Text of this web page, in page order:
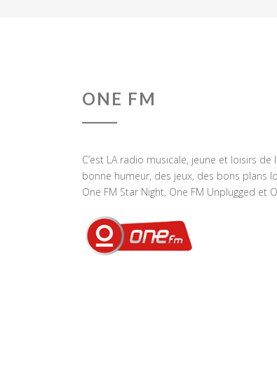
ONE FM
C’est LA radio musicale, jeune et loisirs
bonne humeur, des jeux, des bons plans
One FM Star Night, One FM Unplugged et